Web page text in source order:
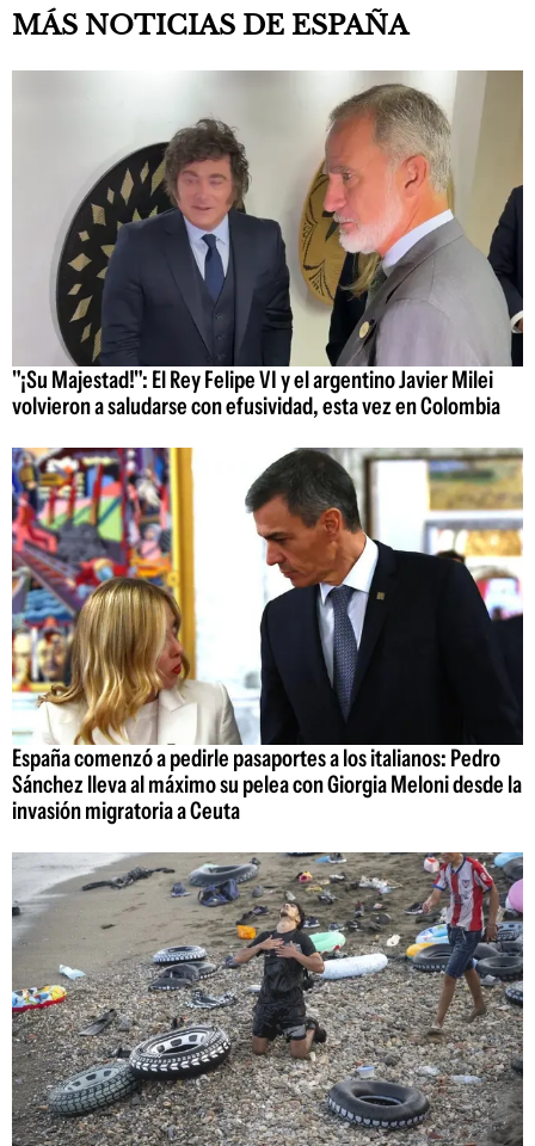
MÁS NOTICIAS DE ESPAÑA
"¡Su Majestad!": El Rey Felipe VI y el argentino Javier Milei
volvieron a saludarse con efusividad, esta vez en Colombia
España comenzó a pedirle pasaportes a los italianos: Pedro
Sánchez lleva al máximo su pelea con Giorgia Meloni desde la
invasión migratoria a Ceuta